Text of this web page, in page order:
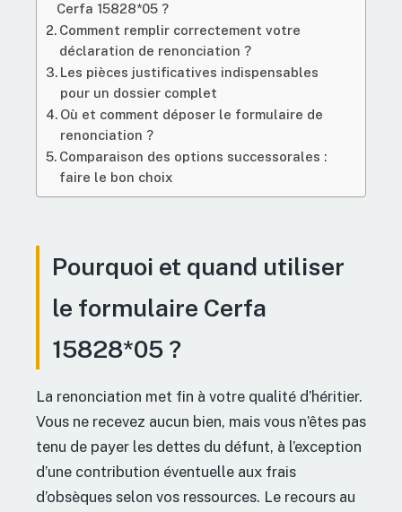
Cerfa 15828*05 ?
Comment remplir correctement votre
déclaration de renonciation ?
Les pièces justificatives indispensables
pour un dossier complet
Où et comment déposer le formulaire de
renonciation ?
Comparaison des options successorales :
faire le bon choix
Pourquoi et quand utiliser
le formulaire Cerfa
15828*05 ?
La renonciation met fin à votre qualité d’héritier.
Vous ne recevez aucun bien, mais vous n’êtes pas
tenu de payer les dettes du défunt, à l’exception
d’une contribution éventuelle aux frais
d’obsèques selon vos ressources. Le recours au